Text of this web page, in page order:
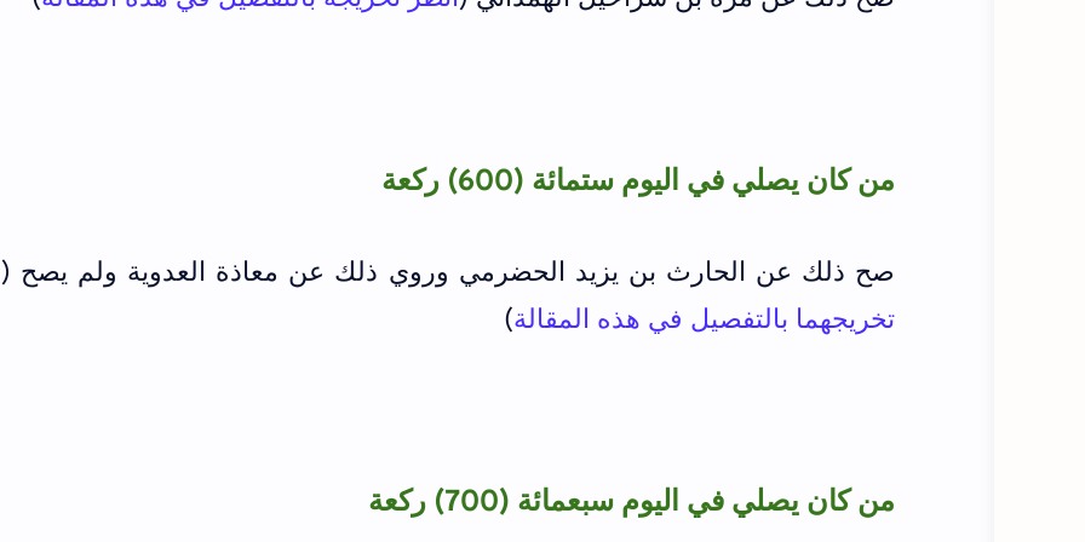
من كان يصلي في اليوم ستمائة (600) ركعة
صح ذلك عن الحارث بن يزيد الحضرمي وروي ذلك عن معاذة العدوية ولم يصح (
تخريجهما بالتفصيل في هذه المقالة)
من كان يصلي في اليوم سبعمائة (700) ركعة